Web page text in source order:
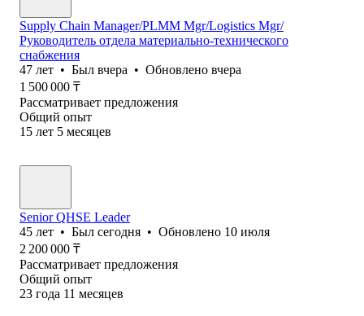
Supply Chain Manager/PLMM Mgr/Logistics Mgr/
Руководитель отдела материально-технического
снабжения
47 лет • Был вчера • Обновлено вчера
1 500 000 ₸
Рассматривает предложения
Общий опыт
15 лет 5 месяцев
Senior QHSE Leader
45 лет • Был сегодня • Обновлено 10 июля
2 200 000 ₸
Рассматривает предложения
Общий опыт
23 года 11 месяцев